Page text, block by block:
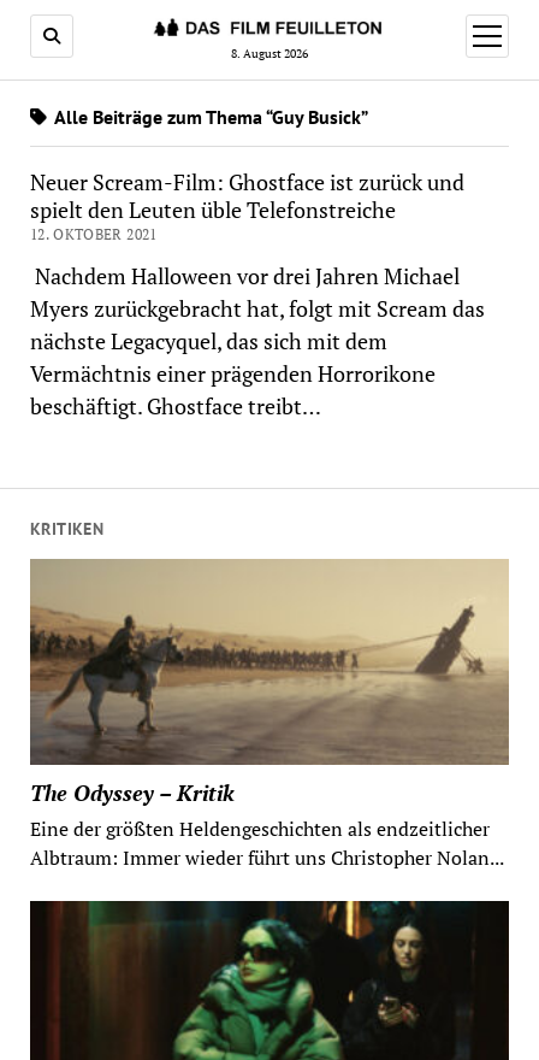
8. August 2026
Menü
öffnen
KRITIKEN
The Odyssey – Kritik
Eine der größten Heldengeschichten als endzeitlicher
Albtraum: Immer wieder führt uns Christopher Nolan...
Alle Beiträge zum Thema “Guy Busick”
Neuer Scream-Film: Ghostface ist zurück und
spielt den Leuten üble Telefonstreiche
12. OKTOBER 2021
Nachdem Halloween vor drei Jahren Michael
Myers zurückgebracht hat, folgt mit Scream das
nächste Legacyquel, das sich mit dem
Vermächtnis einer prägenden Horrorikone
beschäftigt. Ghostface treibt…